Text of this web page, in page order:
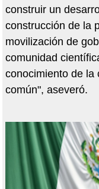
construir un
construcción de la
movilización de
comunidad
conocimiento de la
común", aseveró.